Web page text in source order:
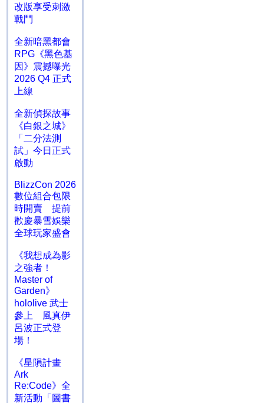
改版享受刺激
戰鬥
全新暗黑都會
RPG《黑色基
因》震撼曝光
2026 Q4 正式
上線
全新偵探故事
《白銀之城》
「二分法測
試」今日正式
啟動
BlizzCon 2026
數位組合包限
時開賣 提前
歡慶暴雪娛樂
全球玩家盛會
《我想成為影
之強者！
Master of
Garden》
hololive 武士
參上 風真伊
呂波正式登
場！
《星隕計畫
Ark
Re:Code》全
新活動「圖書